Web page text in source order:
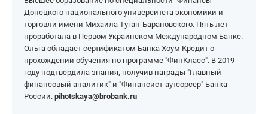
Донецкого национального университета экономики и
торговли имени Михаила Туган-Барановского. Пять лет
проработала в Первом Украинском Международном Банке.
Ольга обладает сертификатом Банка Хоум Кредит о
прохождении обучения по программе "ФинКласс". В 2019
году подтвердила знания, получив награды "Главный
финансовый аналитик" и "Финансист-аутсорсер" Банка
России. pihotskaya@brobank.ru